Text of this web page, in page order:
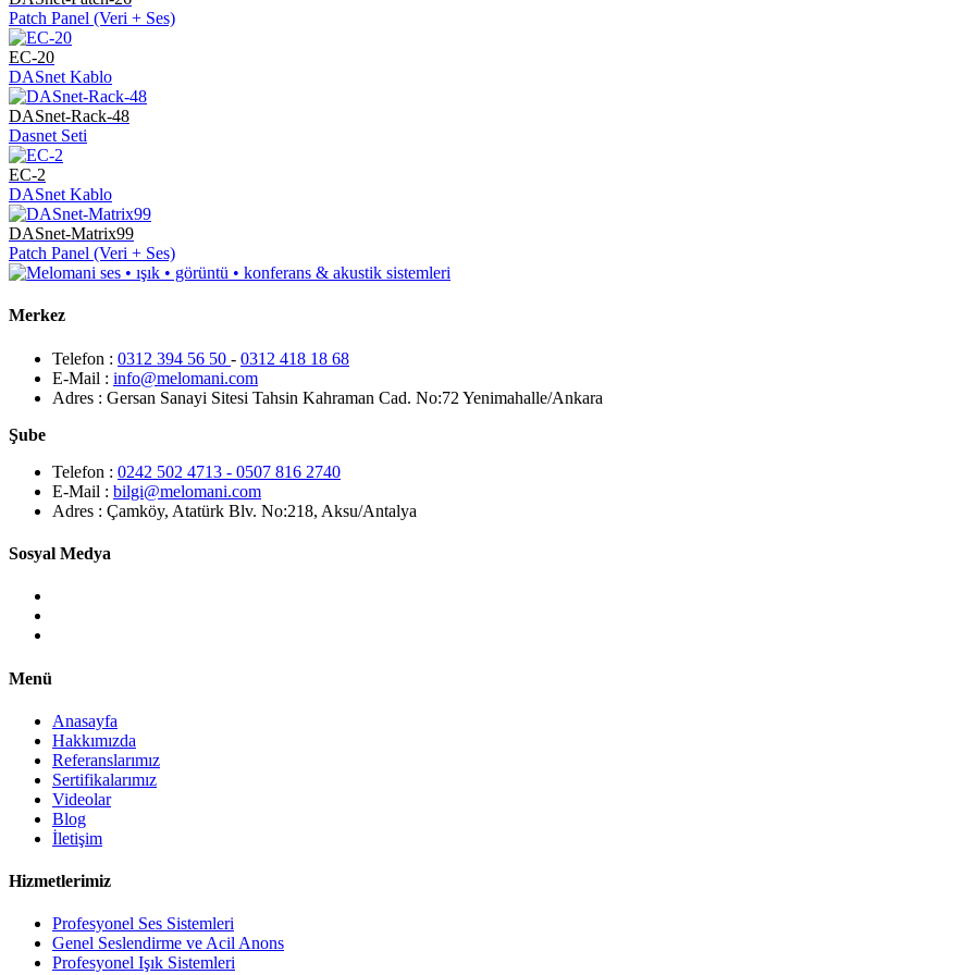
Patch Panel (Veri + Ses)
EC-20
DASnet Kablo
DASnet-Rack-48
Dasnet Seti
EC-2
DASnet Kablo
DASnet-Matrix99
Patch Panel (Veri + Ses)
Merkez
Telefon : 0312 394 56 50 - 0312 418 18 68
E-Mail : info@melomani.com
Adres : Gersan Sanayi Sitesi Tahsin Kahraman Cad. No:72 Yenimahalle/Ankara
Şube
Telefon : 0242 502 4713 - 0507 816 2740
E-Mail : bilgi@melomani.com
Adres : Çamköy, Atatürk Blv. No:218, Aksu/Antalya
Sosyal Medya
Menü
Anasayfa
Hakkımızda
Referanslarımız
Sertifikalarımız
Videolar
Blog
İletişim
Hizmetlerimiz
Profesyonel Ses Sistemleri
Genel Seslendirme ve Acil Anons
Profesyonel Işık Sistemleri